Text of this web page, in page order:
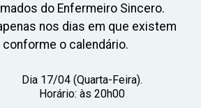
do Enfermeiro Sincero.
nos dias em que existem
conforme o calendário.
Dia 17/04 (Quarta-Feira).
Horário: às 20h00